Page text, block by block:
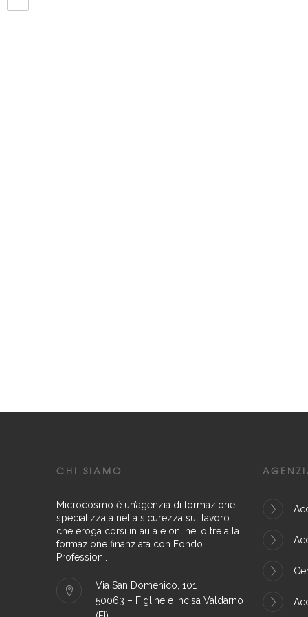
CHI SIAMO
Microcosmo è un’agenzia di formazione
specializzata nella sicurezza sul lavoro
che eroga corsi in aula e online, oltre alla
formazione finanziata con Fondo
Professioni.
Via San Domenico, 101
50063 – Figline e Incisa Valdarno